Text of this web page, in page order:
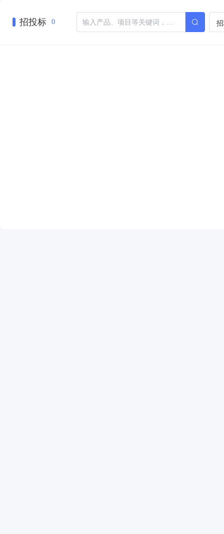
招投标 0